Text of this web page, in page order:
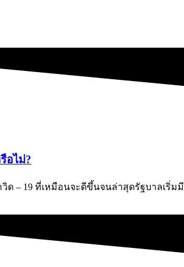
อไม่?
ด – 19 ที่เหมือนจะดีขึ้นจนล่าสุดรัฐบาลเริ่